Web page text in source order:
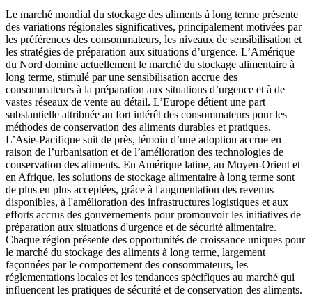
Le marché mondial du stockage des aliments à long terme présente
des variations régionales significatives, principalement motivées par
les préférences des consommateurs, les niveaux de sensibilisation et
les stratégies de préparation aux situations d’urgence. L’Amérique
du Nord domine actuellement le marché du stockage alimentaire à
long terme, stimulé par une sensibilisation accrue des
consommateurs à la préparation aux situations d’urgence et à de
vastes réseaux de vente au détail. L’Europe détient une part
substantielle attribuée au fort intérêt des consommateurs pour les
méthodes de conservation des aliments durables et pratiques.
L’Asie-Pacifique suit de près, témoin d’une adoption accrue en
raison de l’urbanisation et de l’amélioration des technologies de
conservation des aliments. En Amérique latine, au Moyen-Orient et
en Afrique, les solutions de stockage alimentaire à long terme sont
de plus en plus acceptées, grâce à l'augmentation des revenus
disponibles, à l'amélioration des infrastructures logistiques et aux
efforts accrus des gouvernements pour promouvoir les initiatives de
préparation aux situations d'urgence et de sécurité alimentaire.
Chaque région présente des opportunités de croissance uniques pour
le marché du stockage des aliments à long terme, largement
façonnées par le comportement des consommateurs, les
réglementations locales et les tendances spécifiques au marché qui
influencent les pratiques de sécurité et de conservation des aliments.